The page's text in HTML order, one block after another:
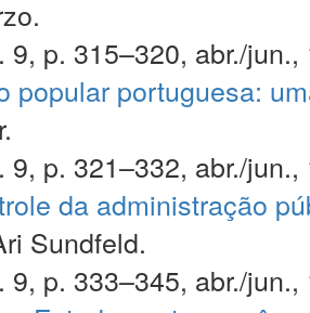
9, p. 315–320, abr./jun.,
popular portuguesa:
9, p. 321–332, abr./jun.,
da administração
Sundfeld.
9, p. 333–345, abr./jun.,